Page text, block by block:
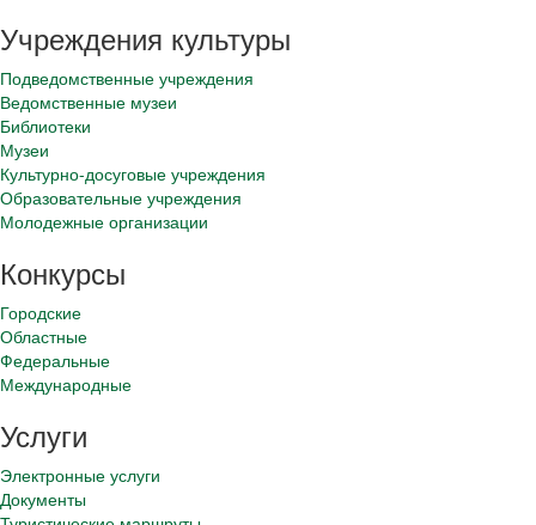
Учреждения культуры
Подведомственные учреждения
Ведомственные музеи
Библиотеки
Музеи
Культурно-досуговые учреждения
Образовательные учреждения
Молодежные организации
Конкурсы
Городские
Областные
Федеральные
Международные
Услуги
Электронные услуги
Документы